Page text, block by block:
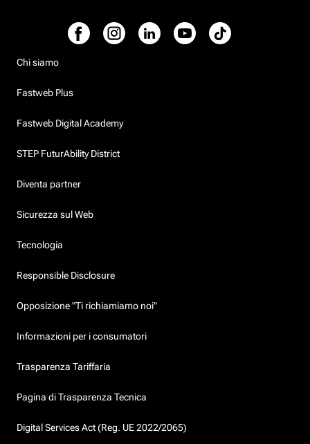
Chi siamo
Fastweb Plus
Fastweb Digital Academy
STEP FuturAbility District
Diventa partner
Sicurezza sul Web
Tecnologia
Responsible Disclosure
Opposizione "Ti richiamiamo noi"
Informazioni per i consumatori
Trasparenza Tariffaria
Pagina di Trasparenza Tecnica
Digital Services Act (Reg. UE 2022/2065)